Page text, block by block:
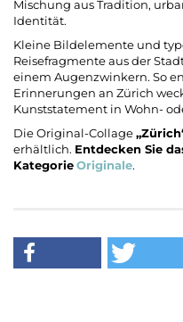
Mischung aus Tradition,
Identität.
Kleine Bildelemente und
Reisefragmente aus der
einem Augenzwinkern. So
Erinnerungen an Zürich
Kunststatement in Wohn-
Die Original-Collage
erhältlich. Entdecken Sie
KategorieOriginale.